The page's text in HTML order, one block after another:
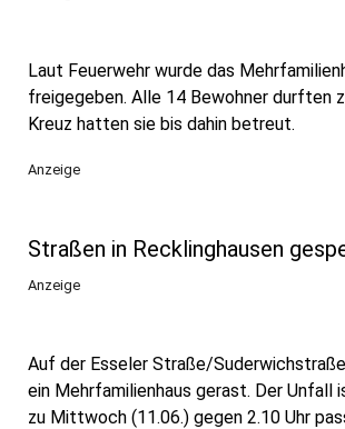
Laut Feuerwehr wurde das
freigegeben. Alle 14 Bewohner durften
Kreuz hatten sie bis dahin betreut.
Anzeige
Straßen in Recklinghausen
Anzeige
Auf der Esseler Straße/
ein Mehrfamilienhaus gerast. Der Unfall
zu Mittwoch (11.06.) gegen 2.10 Uhr